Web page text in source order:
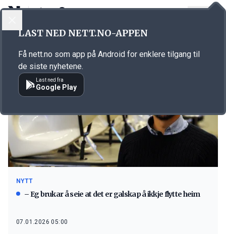
Emne: Ocean Supreme
NYTT
– Eg brukar å seie at det er galskap å ikkje flytte heim
07.01.2026 05:00
LAST NED NETT.NO-APPEN
Få nett.no som app på Android for enklere tilgang til
de siste nyhetene.
Last ned fra
Google Play